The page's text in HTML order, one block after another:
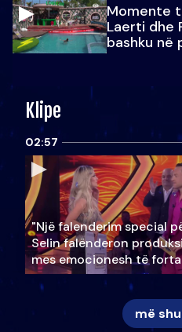
Momente
Laerti dhe
bashku në
Klipe
02:57
"Një falenderim special
Selin falënderon
mes emocionesh të forta
më